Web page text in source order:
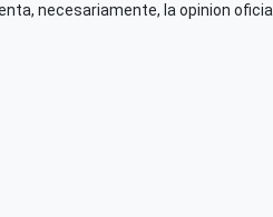
necesariamente, la opinion oficial